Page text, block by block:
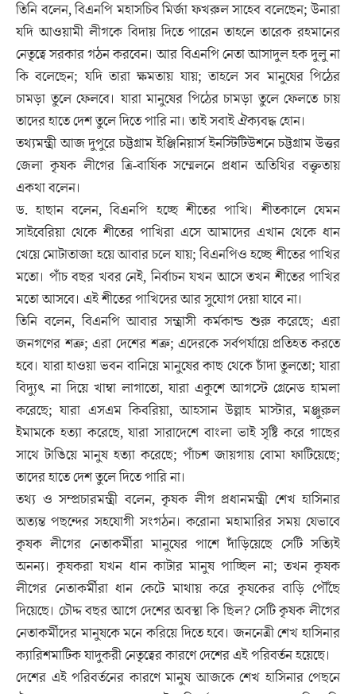
তিনি বলেন, বিএনপি মহাসচিব মির্জা ফখরুল সাহেব বলেছেন; উনারা
যদি আওয়ামী লীগকে বিদায় দিতে পারেন তাহলে তারেক রহমানের
নেতৃত্বে সরকার গঠন করবেন। আর বিএনপি নেতা আসাদুল হক দুলু না
কি বলেছেন; যদি তারা ক্ষমতায় যায়; তাহলে সব মানুষের পিঠের
চামড়া তুলে ফেলবে। যারা মানুষের পিঠের চামড়া তুলে ফেলতে চায়
তাদের হাতে দেশ তুলে দিতে পারি না। তাই সবাই ঐক্যবদ্ধ হোন।
তথ্যমন্ত্রী আজ দুপুরে চট্টগ্রাম ইঞ্জিনিয়ার্স ইনস্টিটিউশনে চট্টগ্রাম উত্তর
জেলা কৃষক লীগের ত্রি-বার্ষিক সম্মেলনে প্রধান অতিথির বক্তৃতায়
একথা বলেন।
ড. হাছান বলেন, বিএনপি হচ্ছে শীতের পাখি। শীতকালে যেমন
সাইবেরিয়া থেকে শীতের পাখিরা এসে আমাদের এখান থেকে ধান
খেয়ে মোটাতাজা হয়ে আবার চলে যায়; বিএনপিও হচ্ছে শীতের পাখির
মতো। পাঁচ বছর খবর নেই, নির্বাচন যখন আসে তখন শীতের পাখির
মতো আসবে। এই শীতের পাখিদের আর সুযোগ দেয়া যাবে না।
তিনি বলেন, বিএনপি আবার সন্ত্রাসী কর্মকান্ড শুরু করেছে; এরা
জনগণের শত্রু; এরা দেশের শত্রু; এদেরকে সর্বপর্যায়ে প্রতিহত করতে
হবে। যারা হাওয়া ভবন বানিয়ে মানুষের কাছ থেকে চাঁদা তুলতো; যারা
বিদ্যুৎ না দিয়ে খাম্বা লাগাতো, যারা একুশে আগস্টে গ্রেনেড হামলা
করেছে; যারা এসএম কিবরিয়া, আহসান উল্লাহ মাস্টার, মঞ্জুরুল
ইমামকে হত্যা করেছে, যারা সারাদেশে বাংলা ভাই সৃষ্টি করে গাছের
সাথে টাঙিয়ে মানুষ হত্যা করেছে; পাঁচশ জায়গায় বোমা ফাটিয়েছে;
তাদের হাতে দেশ তুলে দিতে পারি না।
তথ্য ও সম্প্রচারমন্ত্রী বলেন, কৃষক লীগ প্রধানমন্ত্রী শেখ হাসিনার
অত্যন্ত পছন্দের সহযোগী সংগঠন। করোনা মহামারির সময় যেভাবে
কৃষক লীগের নেতাকর্মীরা মানুষের পাশে দাঁড়িয়েছে সেটি সত্যিই
অনন্য। কৃষকরা যখন ধান কাটার মানুষ পাচ্ছিল না; তখন কৃষক
লীগের নেতাকর্মীরা ধান কেটে মাথায় করে কৃষকের বাড়ি পৌঁছে
দিয়েছে। চৌদ্দ বছর আগে দেশের অবস্থা কি ছিল? সেটি কৃষক লীগের
নেতাকর্মীদের মানুষকে মনে করিয়ে দিতে হবে। জননেত্রী শেখ হাসিনার
ক্যারিশমাটিক যাদুকরী নেতৃত্বের কারণে দেশের এই পরিবর্তন হয়েছে।
দেশের এই পরিবর্তনের কারণে মানুষ আজকে শেখ হাসিনার পেছনে